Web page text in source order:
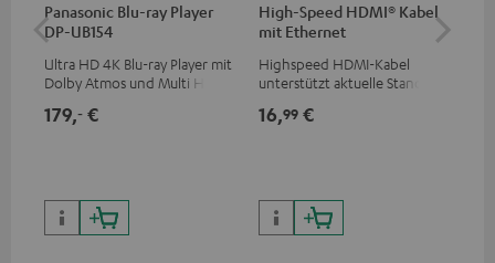
Panasonic Blu-ray Player
DP-UB154
Ultra HD 4K Blu-ray Player mit
Dolby Atmos und Multi HDR-
HDR10+ für eine überragende
179,‐ €
High-Speed HDMI® Kabel
mit Ethernet
Highspeed HDMI-Kabel
unterstützt aktuelle Standards
16,99 €